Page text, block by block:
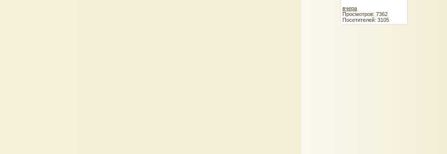
вчера
Просмотров: 7362
Посетителей: 3105